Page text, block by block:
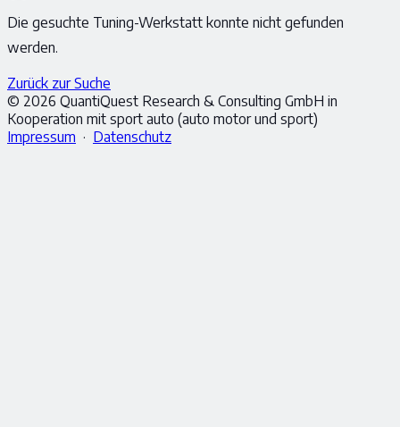
Die gesuchte Tuning-Werkstatt konnte nicht gefunden
werden.
Zurück zur Suche
© 2026 QuantiQuest Research & Consulting GmbH in
Kooperation mit sport auto (auto motor und sport)
Impressum · Datenschutz